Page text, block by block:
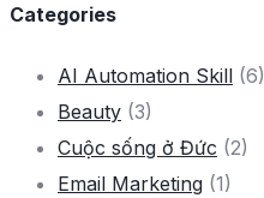
Categories
AI Automation Skill (6)
Beauty (3)
Cuộc sống ở Đức (2)
Email Marketing (1)